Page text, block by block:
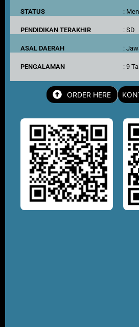
STATUS :
PENDIDIKAN TERAKHIR : SD
ASAL DAERAH :
PENGALAMAN : 9
ORDER HERE